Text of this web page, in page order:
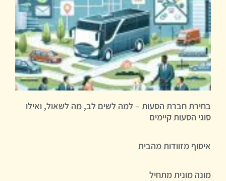
בחירת חברת הסעות – למה לשים לב, מה לשאול, ואילו
סוגי הסעות קיימים
איסוף מזוודות מהבית
מונה מונית מתחיל